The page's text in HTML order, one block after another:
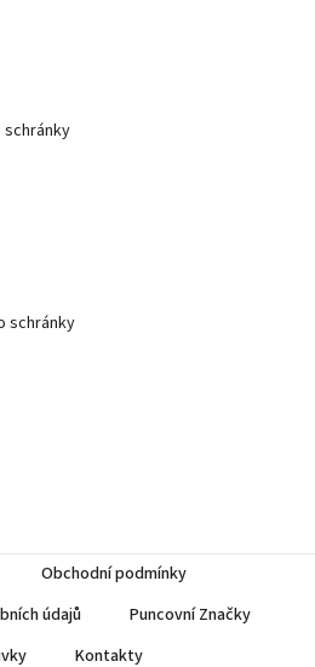
schránky
Obchodní podmínky
údajů
Puncovní Značky
Kontakty